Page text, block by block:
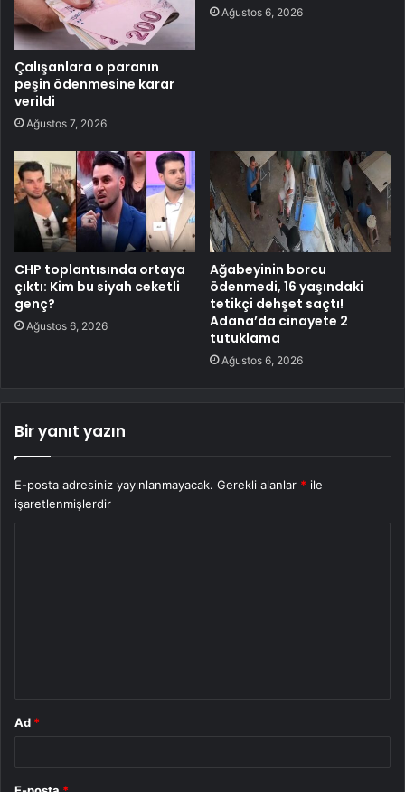
Çalışanlara o paranın
peşin ödenmesine karar
verildi
Ağustos 7, 2026
Ağustos 6, 2026
CHP toplantısında ortaya
çıktı: Kim bu siyah ceketli
genç?
Ağustos 6, 2026
Ağabeyinin borcu
ödenmedi, 16 yaşındaki
tetikçi dehşet saçtı!
Adana’da cinayete 2
tutuklama
Ağustos 6, 2026
Bir yanıt yazın
E-posta adresiniz yayınlanmayacak. Gerekli alanlar * ile
işaretlenmişlerdir
Ad *